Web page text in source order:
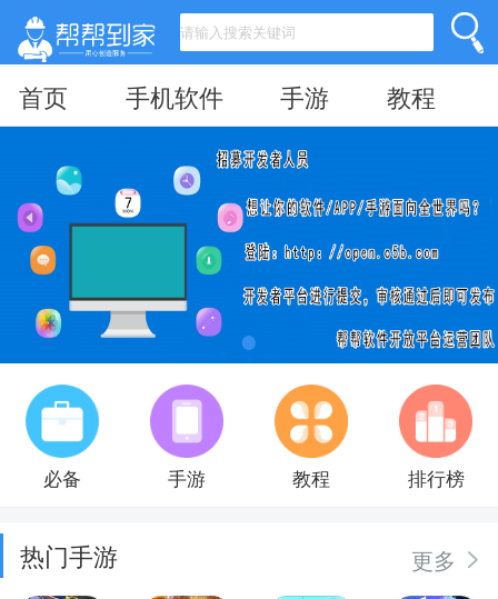
首页 手机软件 手游 教程
必备 手游 教程 排行榜
热门手游 更多